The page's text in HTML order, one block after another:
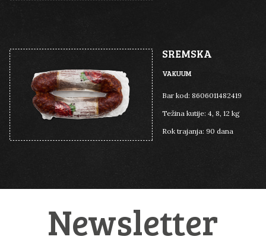
SREMSKA
VAKUUM
Bar kod: 8606011482419
Težina kutije: 4, 8, 12 kg
Rok trajanja: 90 dana
Newsletter